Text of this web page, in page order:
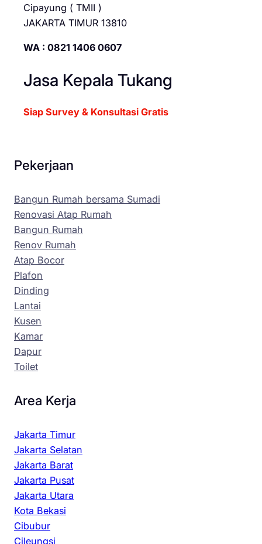
Cipayung ( TMII )
JAKARTA TIMUR 13810
WA : 0821 1406 0607
Jasa Kepala Tukang
Siap Survey & Konsultasi Gratis
Pekerjaan
Bangun Rumah bersama Sumadi
Renovasi Atap Rumah
Bangun Rumah
Renov Rumah
Atap Bocor
Plafon
Dinding
Lantai
Kusen
Kamar
Dapur
Toilet
Area Kerja
Jakarta Timur
Jakarta Selatan
Jakarta Barat
Jakarta Pusat
Jakarta Utara
Kota Bekasi
Cibubur
Cileungsi